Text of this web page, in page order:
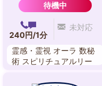
待機中
240円/1分
未対応
霊感・霊視 オーラ 数秘
術 スピリチュアルリー
コードリーディング 送